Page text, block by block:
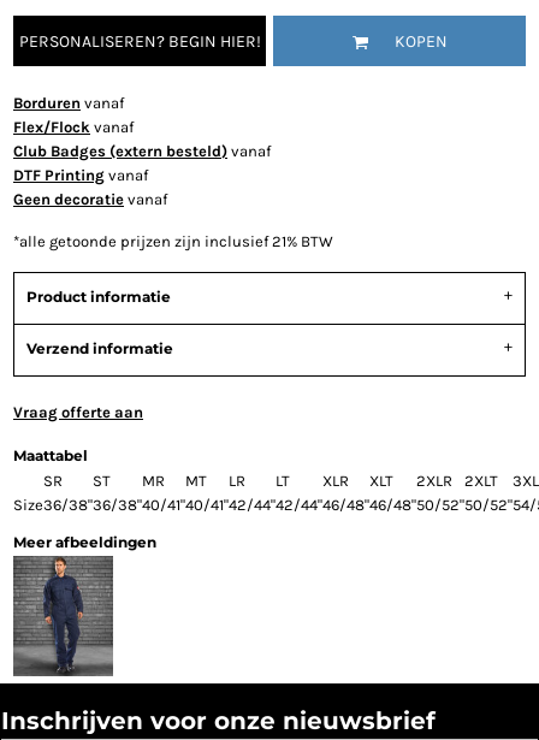
PERSONALISEREN? BEGIN HIER! KOPEN
Borduren vanaf
Flex/Flock vanaf
Club Badges (extern besteld) vanaf
DTF Printing vanaf
Geen decoratie vanaf
*alle getoonde prijzen zijn inclusief 21% BTW
Product informatie
Verzend informatie
Vraag offerte aan
Maattabel
SR
ST MR MT LR LT XLR XLT 2XLR 2XLT
Size36/38"36/38"40/41"40/41"42/44"42/44"46/48"46/48"50/52"50/52"54/
Meer afbeeldingen
Inschrijven voor onze nieuwsbrief